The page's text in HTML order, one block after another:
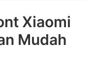
Xiaomi
Mudah